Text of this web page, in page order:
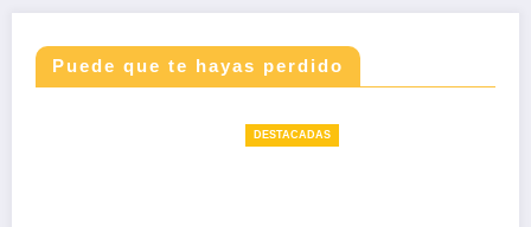
Puede que te hayas perdido